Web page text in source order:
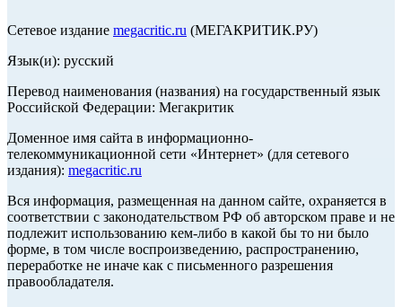
Сетевое издание megacritic.ru (МЕГАКРИТИК.РУ)
Язык(и): русский
Перевод наименования (названия) на государственный язык
Российской Федерации: Мегакритик
Доменное имя сайта в информационно-
телекоммуникационной сети «Интернет» (для сетевого
издания): megacritic.ru
Вся информация, размещенная на данном сайте, охраняется в
соответствии с законодательством РФ об авторском праве и не
подлежит использованию кем-либо в какой бы то ни было
форме, в том числе воспроизведению, распространению,
переработке не иначе как с письменного разрешения
правообладателя.